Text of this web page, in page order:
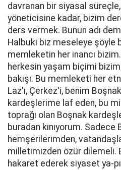
davranan bir siyasal
yöneticisine kadar, bizim
ders vermek. Bunun adı
Halbuki biz meseleye şöyle
memleketin her inancı
herkesin yaşam biçimi
bakışı. Bu memleketi her
Laz'ı, Çerkez'i, benim
kardeşlerime laf eden, bu
toprağı olan Boşnak
buradan kınıyorum.
hemşerilerimden,
milletimizden özür dilemeli.
hakaret ederek siyaset ya-